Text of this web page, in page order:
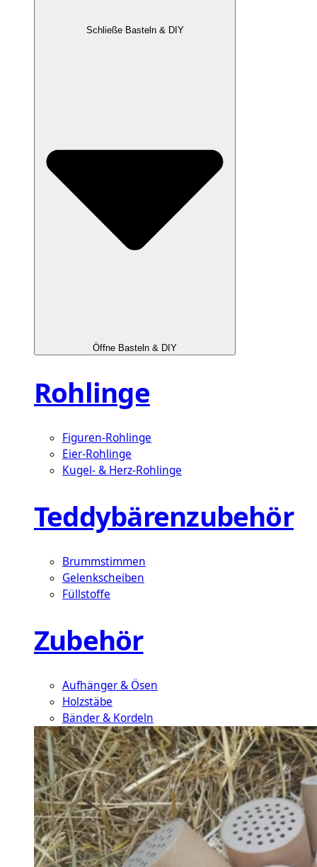
Schließe Basteln & DIY
Öffne Basteln & DIY
Rohlinge
Figuren-Rohlinge
Eier-Rohlinge
Kugel- & Herz-Rohlinge
Teddybärenzubehör
Brummstimmen
Gelenkscheiben
Füllstoffe
Zubehör
Aufhänger & Ösen
Holzstäbe
Bänder & Kordeln